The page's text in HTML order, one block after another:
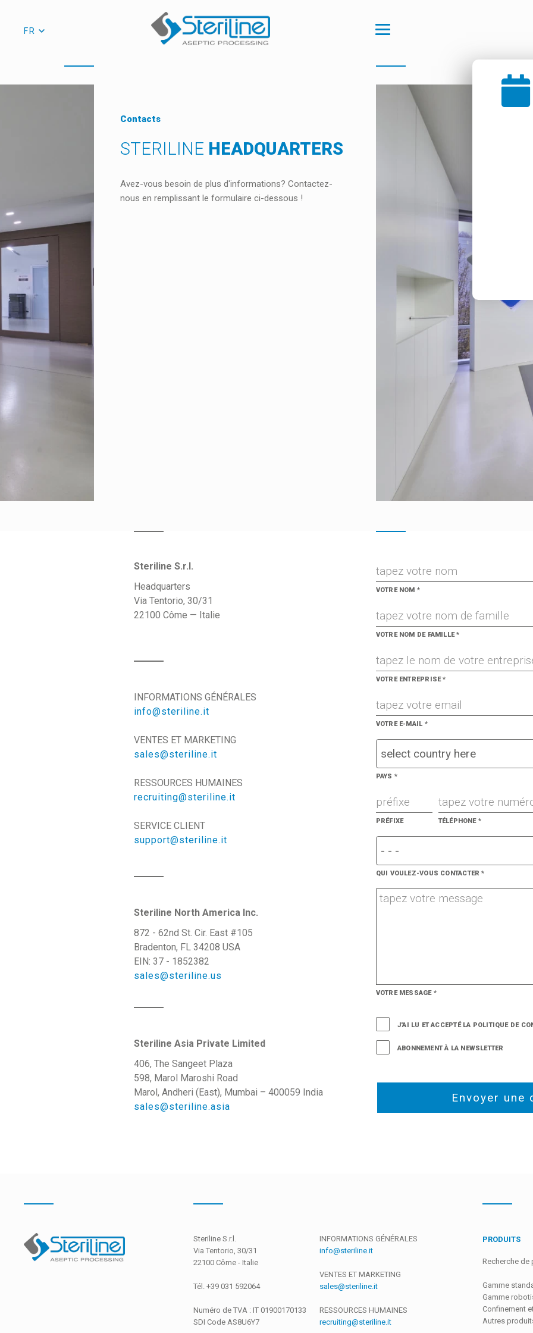
FR
Contacts
STERILINE HEADQUARTERS
Avez-vous besoin de plus d'informations? Contactez-
nous en remplissant le formulaire ci-dessous !
Steriline S.r.l.
Headquarters
Via Tentorio, 30/31
22100 Côme — Italie
INFORMATIONS GÉNÉRALES
info@steriline.it
VENTES ET MARKETING
sales@steriline.it
RESSOURCES HUMAINES
recruiting@steriline.it
SERVICE CLIENT
support@steriline.it
Steriline North America Inc.
872 - 62nd St. Cir. East #105
Bradenton, FL 34208 USA
EIN: 37 - 1852382
sales@steriline.us
Steriline Asia Private Limited
406, The Sangeet Plaza
598, Marol Maroshi Road
Marol, Andheri (East), Mumbai – 400059 India
sales@steriline.asia
VOTRE NOM *
VOTRE NOM DE FAMILLE*
VOTRE ENTREPRISE*
VOTRE E-MAIL *
PAYS *
PRÉFIXE TÉLÉPHONE *
QUI VOULEZ-VOUS CONTACTER*
VOTRE MESSAGE *
J'AI LU ET ACCEPTÉ LA POLITIQUE DE
ABONNEMENT À LA NEWSLETTER
Steriline S.r.l.
Via Tentorio, 30/31
22100 Côme - Italie
Tél. +39 031 592064
Numéro de TVA : IT 01900170133
SDI Code AS8U6Y7
INFORMATIONS GÉNÉRALES
info@steriline.it
VENTES ET MARKETING
sales@steriline.it
RESSOURCES HUMAINES
recruiting@steriline.it
PRODUITS
Recherche de
Gamme
Gamme
Confinement
Autres